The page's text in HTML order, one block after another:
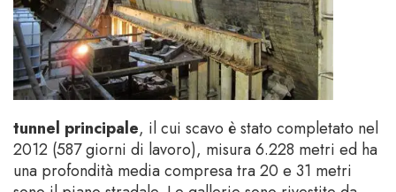
tunnel principale, il cui scavo è stato completato nel
2012 (587 giorni di lavoro), misura 6.228 metri ed ha
una profondità media compresa tra 20 e 31 metri